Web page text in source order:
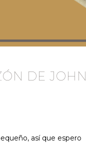
DE JOHN
así que espero